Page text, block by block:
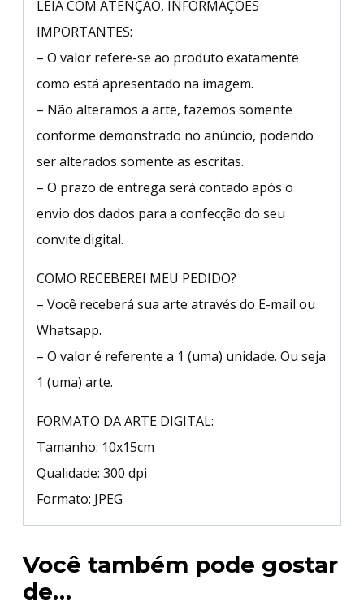
LEIA COM ATENÇÃO, INFORMAÇÕES
IMPORTANTES:
– O valor refere-se ao produto exatamente
como está apresentado na imagem.
– Não alteramos a arte, fazemos somente
conforme demonstrado no anúncio, podendo
ser alterados somente as escritas.
– O prazo de entrega será contado após o
envio dos dados para a confecção do seu
convite digital.
COMO RECEBEREI MEU PEDIDO?
– Você receberá sua arte através do E-mail ou
Whatsapp.
– O valor é referente a 1 (uma) unidade. Ou seja
1 (uma) arte.
FORMATO DA ARTE DIGITAL:
Tamanho: 10x15cm
Qualidade: 300 dpi
Formato: JPEG
Você também pode gostar
de…